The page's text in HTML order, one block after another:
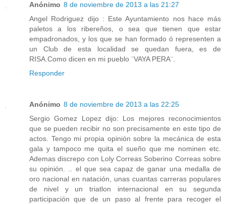
Anónimo 8 de noviembre de 2013 a las 21:27
Angel Rodriguez dijo : Este Ayuntamiento nos hace más
paletos a los ribereños, o sea que tienen que estar
empadronados, y los que se han formado ó representen a
un Club de esta localidad se quedan fuera, es de
RISA.Como dicen en mi pueblo ¨VAYA PERA¨.
Responder
Anónimo 8 de noviembre de 2013 a las 22:25
Sergio Gomez Lopez dijo: Los mejores reconocimientos
que se pueden recibir no son precisamente en este tipo de
actos. Tengo mi propia opinión sobre la mecánica de esta
gala y tampoco me quita el sueño que me nominen etc.
Ademas discrepo con Loly Correas Soberino Correas sobre
su opinión. .. el que sea capaz de ganar una medalla de
oro nacional en natación, unas cuantas carreras populares
de nivel y un triatlon internacional en su segunda
participación que de un paso al frente para recoger el